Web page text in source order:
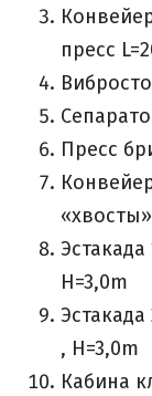
пресс
Пресс
«хвосты»
, H=3,0m
Кабина